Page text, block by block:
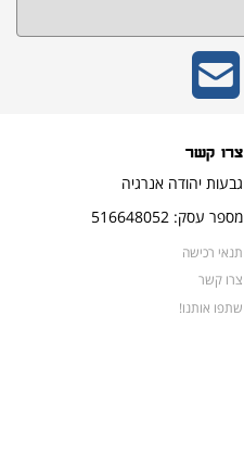
צרו קשר
גבעות יהודה אנרגיה
מספר עסק: 516648052
תנאי רכישה
צרו קשר
שתפו אותנו!